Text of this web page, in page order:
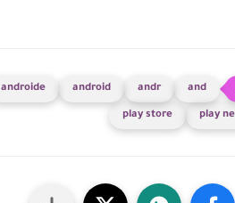
and
andr
android
androide
play
play store